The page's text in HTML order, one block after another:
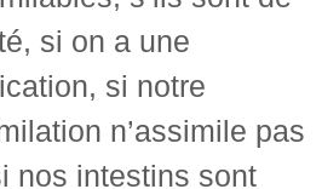
si on a une
si notre
n’assimile pas
nos intestins sont